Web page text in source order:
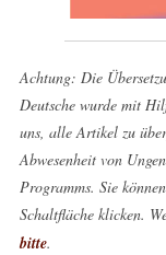
Achtung: Die
Deutsche wurde mit
uns, alle Artikel zu
Abwesenheit von
Programms. Sie
Schaltfläche klicken.
bitte.